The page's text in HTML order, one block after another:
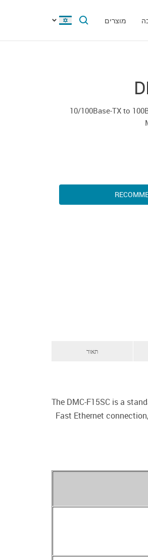
מוצרים
10/100Base-TX to
תאור
The DMC-F15SC is a
Fast Ethernet